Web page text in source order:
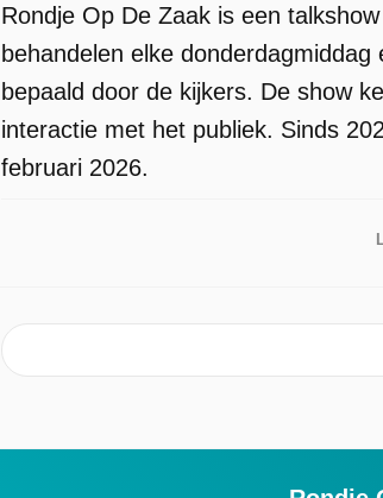
Rondje Op De Zaak is een
behandelen elke
bepaald door de kijkers. De show
interactie met het publiek. Sinds
februari 2026.